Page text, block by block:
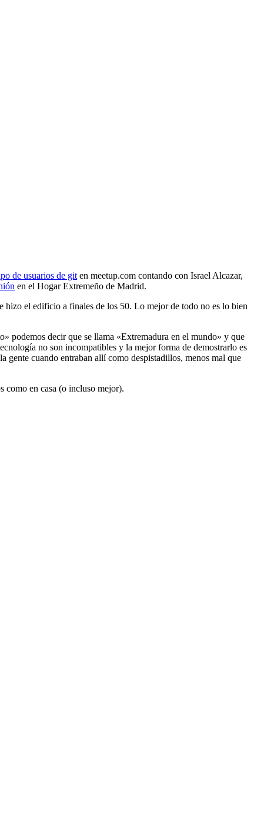
de usuarios de git en meetup.com contando con Israel Alcazar,
en el Hogar Extremeño de Madrid.
hizo el edificio a finales de los 50. Lo mejor de todo no es lo bien
podemos decir que se llama «Extremadura en el mundo» y que
no son incompatibles y la mejor forma de demostrarlo es
gente cuando entraban allí como despistadillos, menos mal que
como en casa (o incluso mejor).